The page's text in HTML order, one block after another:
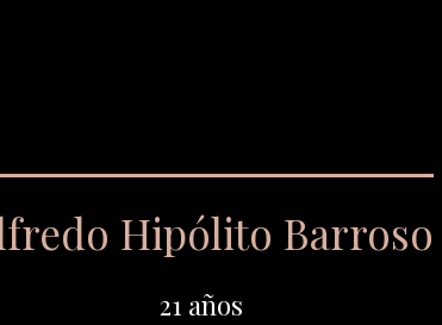
Hipólito Barroso
21 años